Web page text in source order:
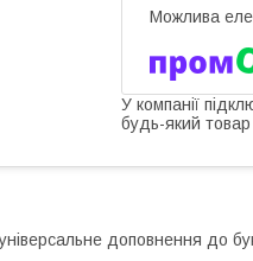
У компанії
будь-який
доповнення до